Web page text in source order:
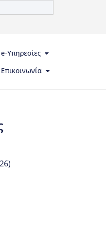
e-Υπηρεσίες
Επικοινωνία